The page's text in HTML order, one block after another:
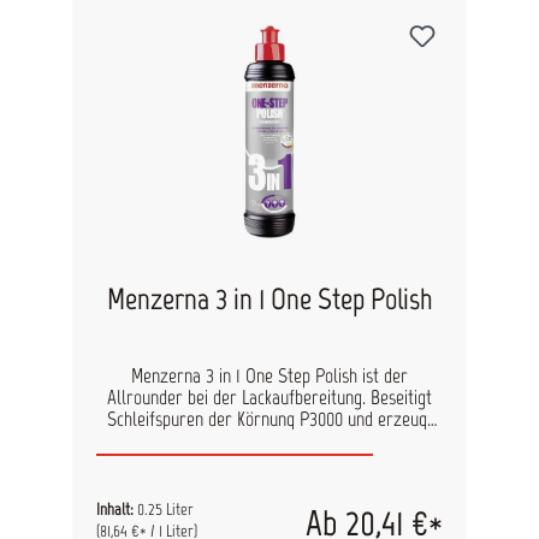
vorreinigeProdukt nach Auftrag komplett
aushärten und trocknen lassen und mit
sauberem Mikrofasertuch abnehmen Vorteile,
Standzeit, maximaler Schutz und
Abperlverhalten, resistent gegen
Umwelteinflüsse Werterhalt des Fahrzeugs
Inhalt: 250 ml
Menzerna 3 in 1 One Step Polish
Menzerna 3 in 1 One Step Polish ist der
Allrounder bei der Lackaufbereitung. Beseitigt
Schleifspuren der Körnung P3000 und erzeugt
den Einsatz bei der professionellen
Lackierwerkstätten. Die einfache Verarbeitung
und die Kombination von 3 Polierschritten in
Inhalt: 0.25 Liter
(81,64 €* / 1 Liter)
Ab 20,41 €*